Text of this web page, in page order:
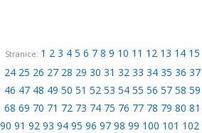
Stranice: 1 2 3 4 5 6 7 8 9 10 11 12 13 14 15
24 25 26 27 28 29 30 31 32 33 34 35 36 37
46 47 48 49 50 51 52 53 54 55 56 57 58 59
68 69 70 71 72 73 74 75 76 77 78 79 80 81
90 91 92 93 94 95 96 97 98 99 100 101 102